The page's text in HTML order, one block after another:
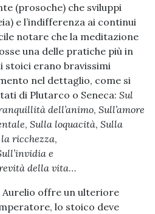
(prosoche) che sviluppi
e l’indifferenza ai continui
notare che la meditazione
una delle pratiche più in
stoici erano bravissimi
nel dettaglio, come si
di Plutarco o Seneca: Sul
dell’animo, Sull’amore
, Sulla loquacità, Sulla
la ricchezza,
e
della vita…
Aurelio offre un ulteriore
lo stoico deve